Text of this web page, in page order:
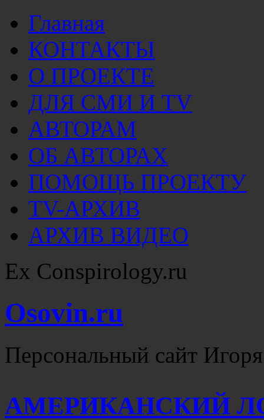
Главная
КОНТАКТЫ
О ПРОЕКТЕ
ДЛЯ СМИ И TV
АВТОРАМ
ОБ АВТОРАХ
ПОМОЩЬ ПРОЕКТУ
TV-АРХИВ
АРХИВ ВИДЕО
Ex Conspirology.ru
Osovin.ru
Персональный сайт
АМЕРИКАНСКИЙ